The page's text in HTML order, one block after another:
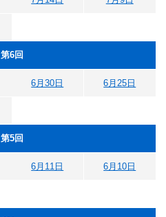
第6回
6月30日 6月25日
第5回
6月11日 6月10日